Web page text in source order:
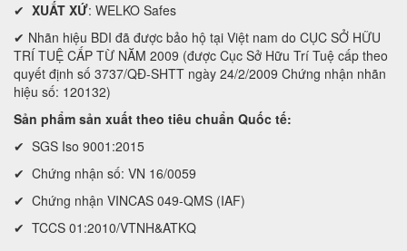
✔ XUẤT XỨ: WELKO Safes
✔ Nhãn hiệu BDI đã được bảo hộ tại Việt nam do CỤC SỞ HỮU
TRÍ TUỆ CẤP TỪ NĂM 2009 (được Cục Sở Hữu Trí Tuệ cấp theo
quyết định số 3737/QĐ-SHTT ngày 24/2/2009 Chứng nhận nhãn
hiệu số: 120132)
Sản phẩm sản xuất theo tiêu chuẩn Quốc tế:
✔ SGS Iso 9001:2015
✔ Chứng nhận số: VN 16/0059
✔ Chứng nhận VINCAS 049-QMS (IAF)
✔ TCCS 01:2010/VTNH&ATKQ